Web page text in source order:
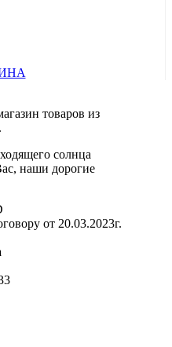
товаров из
солнца
наши дорогие
от 20.03.2023г.